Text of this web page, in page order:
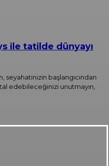
ile tatilde dünyayı
seyahatinizin başlangıcından
edebileceğinizi unutmayın,